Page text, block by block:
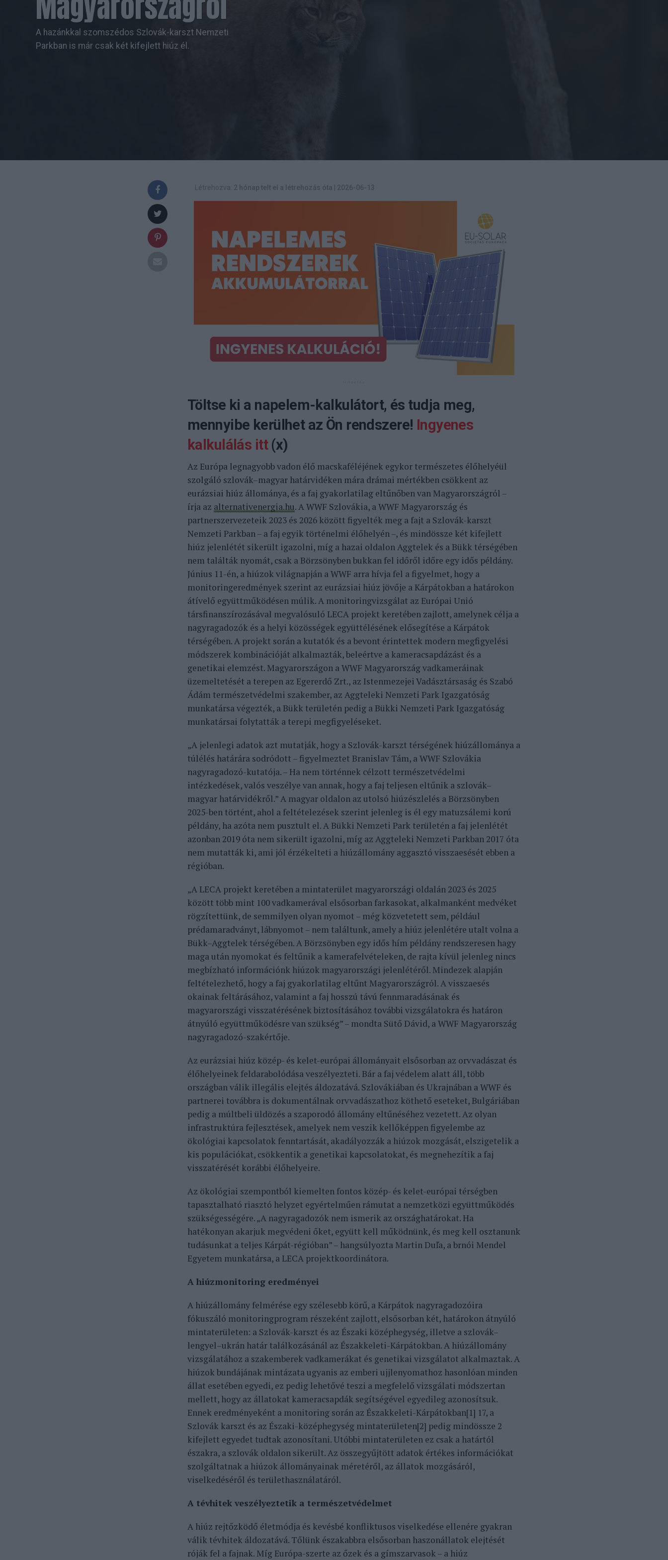
A hazánkkal szomszédos Szlovák-karszt Nemzeti
Parkban is már csak két kifejlett hiúz él.
Létrehozva: 2 hónap telt el a létrehozás óta 2026-06-13
Töltse ki a napelem-kalkulátort, és tudja meg,
mennyibe kerülhet az Ön rendszere! Ingyenes
kalkulálás itt (x)
Az Európa legnagyobb vadon élő macskaféléjének egykor természetes élőhelyéül
szolgáló szlovák–magyar határvidéken mára drámai mértékben csökkent az
eurázsiai hiúz állománya, és a faj gyakorlatilag eltűnőben van Magyarországról –
írja az alternativenergia.hu. A WWF Szlovákia, a WWF Magyarország és
partnerszervezeteik 2023 és 2026 között figyelték meg a fajt a Szlovák-karszt
Nemzeti Parkban – a faj egyik történelmi élőhelyén –, és mindössze két kifejlett
hiúz jelenlétét sikerült igazolni, míg a hazai oldalon Aggtelek és a Bükk térségében
nem találták nyomát, csak a Börzsönyben bukkan fel időről időre egy idős példány.
Június 11-én, a hiúzok világnapján a WWF arra hívja fel a figyelmet, hogy a
monitoringeredmények szerint az eurázsiai hiúz jövője a Kárpátokban a határokon
átívelő együttműködésen múlik. A monitoringvizsgálat az Európai Unió
társfinanszírozásával megvalósuló LECA projekt keretében zajlott, amelynek célja a
nagyragadozók és a helyi közösségek együttélésének elősegítése a Kárpátok
térségében. A projekt során a kutatók és a bevont érintettek modern megfigyelési
módszerek kombinációját alkalmazták, beleértve a kameracsapdázást és a
genetikai elemzést. Magyarországon a WWF Magyarország vadkameráinak
üzemeltetését a terepen az Egererdő Zrt., az Istenmezejei Vadásztársaság és Szabó
Ádám természetvédelmi szakember, az Aggteleki Nemzeti Park Igazgatóság
munkatársa végezték, a Bükk területén pedig a Bükki Nemzeti Park Igazgatóság
munkatársai folytatták a terepi megfigyeléseket.
„A jelenlegi adatok azt mutatják, hogy a Szlovák-karszt térségének hiúzállománya a
túlélés határára sodródott – figyelmeztet Branislav Tám, a WWF Szlovákia
nagyragadozó-kutatója. – Ha nem történnek célzott természetvédelmi
intézkedések, valós veszélye van annak, hogy a faj teljesen eltűnik a szlovák–
magyar határvidékről.” A magyar oldalon az utolsó hiúzészlelés a Börzsönyben
2025-ben történt, ahol a feltételezések szerint jelenleg is él egy matuzsálemi korú
példány, ha azóta nem pusztult el. A Bükki Nemzeti Park területén a faj jelenlétét
azonban 2019 óta nem sikerült igazolni, míg az Aggteleki Nemzeti Parkban 2017 óta
nem mutatták ki, ami jól érzékelteti a hiúzállomány aggasztó visszaesését ebben a
régióban.
„A LECA projekt keretében a mintaterület magyarországi oldalán 2023 és 2025
között több mint 100 vadkamerával elsősorban farkasokat, alkalmanként medvéket
rögzítettünk, de semmilyen olyan nyomot – még közvetetett sem, például
prédamaradványt, lábnyomot – nem találtunk, amely a hiúz jelenlétére utalt volna a
Bükk–Aggtelek térségében. A Börzsönyben egy idős hím példány rendszeresen hagy
maga után nyomokat és feltűnik a kamerafelvételeken, de rajta kívül jelenleg nincs
megbízható információnk hiúzok magyarországi jelenlétéről. Mindezek alapján
feltételezhető, hogy a faj gyakorlatilag eltűnt Magyarországról. A visszaesés
okainak feltárásához, valamint a faj hosszú távú fennmaradásának és
magyarországi visszatérésének biztosításához további vizsgálatokra és határon
átnyúló együttműködésre van szükség” – mondta Sütő Dávid, a WWF Magyarország
nagyragadozó-szakértője.
Az eurázsiai hiúz közép- és kelet-európai állományait elsősorban az orvvadászat és
élőhelyeinek feldarabolódása veszélyezteti. Bár a faj védelem alatt áll, több
országban válik illegális elejtés áldozatává. Szlovákiában és Ukrajnában a WWF és
partnerei továbbra is dokumentálnak orvvadászathoz köthető eseteket, Bulgáriában
pedig a múltbeli üldözés a szaporodó állomány eltűnéséhez vezetett. Az olyan
infrastruktúra fejlesztések, amelyek nem veszik kellőképpen figyelembe az
ökológiai kapcsolatok fenntartását, akadályozzák a hiúzok mozgását, elszigetelik a
kis populációkat, csökkentik a genetikai kapcsolatokat, és megnehezítik a faj
visszatérését korábbi élőhelyeire.
Az ökológiai szempontból kiemelten fontos közép- és kelet-európai térségben
tapasztalható riasztó helyzet egyértelműen rámutat a nemzetközi együttműködés
szükségességére. „A nagyragadozók nem ismerik az országhatárokat. Ha
hatékonyan akarjuk megvédeni őket, együtt kell működnünk, és meg kell osztanunk
tudásunkat a teljes Kárpát-régióban” – hangsúlyozta Martin Duľa, a brnói Mendel
Egyetem munkatársa, a LECA projektkoordinátora.
A hiúzmonitoring eredményei
A hiúzállomány felmérése egy szélesebb körű, a Kárpátok nagyragadozóira
fókuszáló monitoringprogram részeként zajlott, elsősorban két, határokon átnyúló
mintaterületen: a Szlovák-karszt és az Északi középhegység, illetve a szlovák–
lengyel–ukrán határ találkozásánál az Északkeleti-Kárpátokban. A hiúzállomány
vizsgálatához a szakemberek vadkamerákat és genetikai vizsgálatot alkalmaztak. A
hiúzok bundájának mintázata ugyanis az emberi ujjlenyomathoz hasonlóan minden
állat esetében egyedi, ez pedig lehetővé teszi a megfelelő vizsgálati módszertan
mellett, hogy az állatokat kameracsapdák segítségével egyedileg azonosítsuk.
Ennek eredményeként a monitoring során az Északkeleti-Kárpátokban[1] 17, a
Szlovák karszt és az Északi-középhegység mintaterületen[2] pedig mindössze 2
kifejlett egyedet tudtak azonosítani. Utóbbi mintaterületen ez csak a határtól
északra, a szlovák oldalon sikerült. Az összegyűjtött adatok értékes információkat
szolgáltatnak a hiúzok állományainak méretéről, az állatok mozgásáról,
viselkedéséről és területhasználatáról.
A tévhitek veszélyeztetik a természetvédelmet
A hiúz rejtőzködő életmódja és kevésbé konfliktusos viselkedése ellenére gyakran
válik tévhitek áldozatává. Tőlünk északabbra elsősorban haszonállatok elejtését
róják fel a fajnak. Míg Európa-szerte az őzek és a gímszarvasok – a hiúz